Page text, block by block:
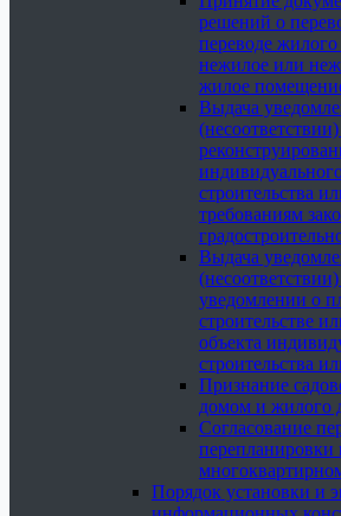
решений о
переводе
нежилое или
жилое
Выдача
строительства
требованиям
Выдача
уведомлении о
строительстве
объекта
строительства
Признание
домом и жилого
Согласование
Порядок установки и